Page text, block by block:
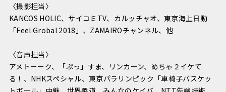
〈撮影担当〉
KANCOS HOLIC、サイコミTV、カルッチャオ、東京海上日動
「Feel Grobal 2018」、ZAMAIROチャンネル、他
〈音声担当〉
アメトーーク、「ぷっ」すま、リンカーン、めちゃ２イケて
る！、NHKスペシャル、東京パラリンピック「車椅子バスケッ